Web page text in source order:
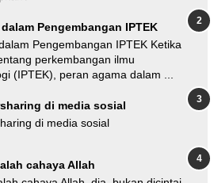
Pengembangan IPTEK
Pengembangan IPTEK Ketika
perkembangan ilmu
(IPTEK), peran agama dalam ...
di media sosial
di media sosial
cahaya Allah